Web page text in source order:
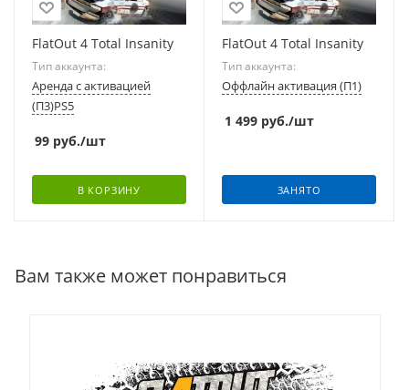
FlatOut 4 Total Insanity
Тип аккаунта:
Аренда с активацией
(П3)PS5
99 руб./шт
В КОРЗИНУ
FlatOut 4 Total Insanity
Тип аккаунта:
Оффлайн активация (П1)
1 499 руб./шт
ЗАНЯТО
Вам также может понравиться